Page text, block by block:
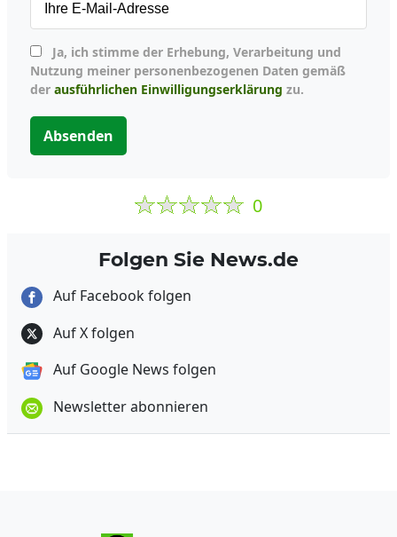
Nutzung meiner personenbezogenen Daten gemäß
der ausführlichen Einwilligungserklärung zu.
Absenden
0
Folgen Sie News.de
Auf Facebook folgen
Auf X folgen
Auf Google News folgen
Newsletter abonnieren